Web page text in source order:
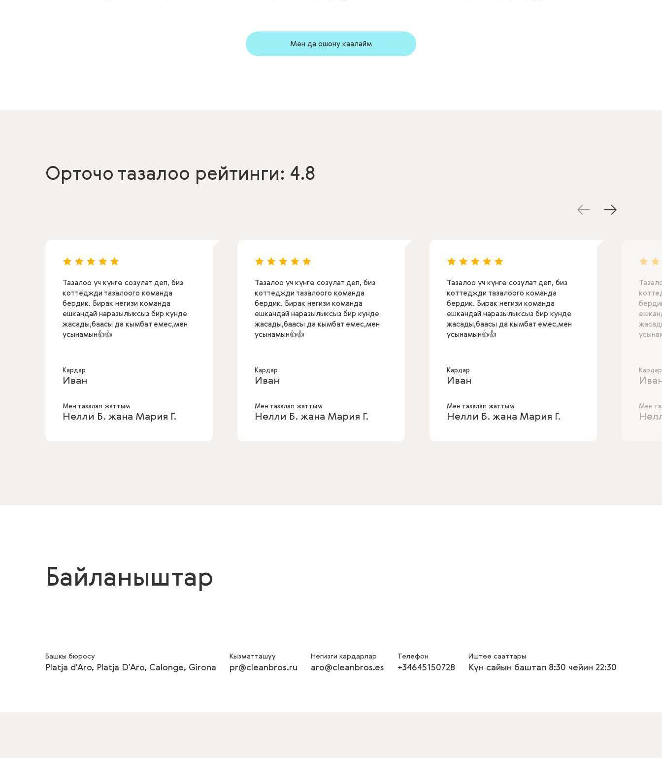
Мен да ошону каалайм
Орточо тазалоо рейтинги: 4.8
Тазалоо үч күнгө созулат деп, биз
коттеджди тазалоого команда
бердик. Бирак негизи команда
ешкандай наразылыксыз бир кунде
жасады,баасы да кымбат емес,мен
усынамын👍👍
Кардар
Иван
Мен тазалап жаттым
Нелли Б. жана Мария Г.
Тазалоо үч күнгө созулат деп, биз
коттеджди тазалоого команда
бердик. Бирак негизи команда
ешкандай наразылыксыз бир кунде
жасады,баасы да кымбат емес,мен
усынамын👍👍
Кардар
Иван
Мен тазалап жаттым
Нелли Б. жана Мария Г.
Тазалоо үч күнгө созулат деп, биз
коттеджди тазалоого команда
бердик. Бирак негизи команда
ешкандай наразылыксыз бир кунде
жасады,баасы да кымбат емес,мен
усынамын👍👍
Кардар
Иван
Мен тазалап жаттым
Нелли Б. жана Мария Г.
Кардар
Мен
Байланыштар
Башкы бюросу
Platja d'Aro, Platja D’Aro, Calonge, Girona
Кызматташуу
pr@cleanbros.ru
Негизги кардарлар
aro@cleanbros.es
Телефон
+34645150728
Иштөө сааттары
Күн сайын баштап 8:30 чейин 22:30